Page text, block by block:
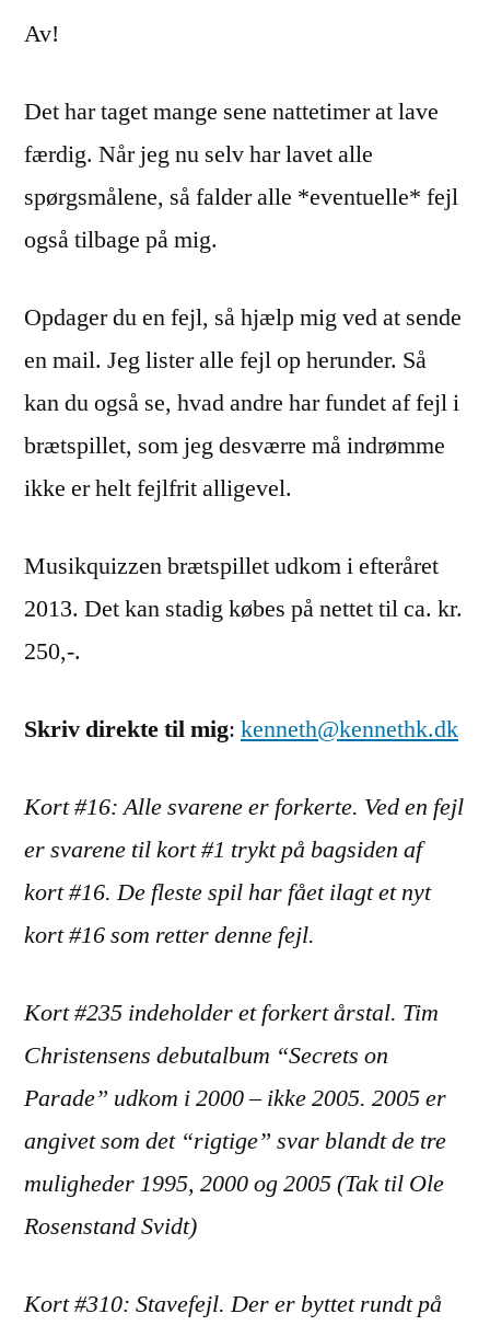
Av!
Det har taget mange sene nattetimer at lave
færdig. Når jeg nu selv har lavet alle
spørgsmålene, så falder alle *eventuelle* fejl
også tilbage på mig.
Opdager du en fejl, så hjælp mig ved at sende
en mail. Jeg lister alle fejl op herunder. Så
kan du også se, hvad andre har fundet af fejl i
brætspillet, som jeg desværre må indrømme
ikke er helt fejlfrit alligevel.
Musikquizzen brætspillet udkom i efteråret
2013. Det kan stadig købes på nettet til ca. kr.
250,-.
Skriv direkte til mig: kenneth@kennethk.dk
Kort #16: Alle svarene er forkerte. Ved en fejl
er svarene til kort #1 trykt på bagsiden af
kort #16. De fleste spil har fået ilagt et nyt
kort #16 som retter denne fejl.
Kort #235 indeholder et forkert årstal. Tim
Christensens debutalbum “Secrets on
Parade” udkom i 2000 – ikke 2005. 2005 er
angivet som det “rigtige” svar blandt de tre
muligheder 1995, 2000 og 2005 (Tak til Ole
Rosenstand Svidt)
Kort #310: Stavefejl. Der er byttet rundt på